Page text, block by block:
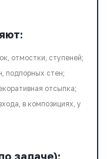
отмостки, ступеней;
подпорных стен;
отсыпка;
в композициях, у
задаче):